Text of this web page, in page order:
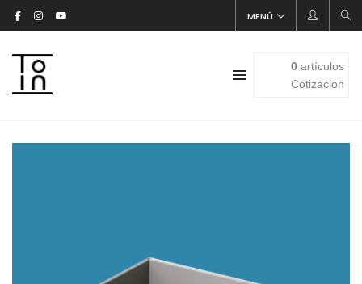
MENÚ
0artículos
Cotizacion